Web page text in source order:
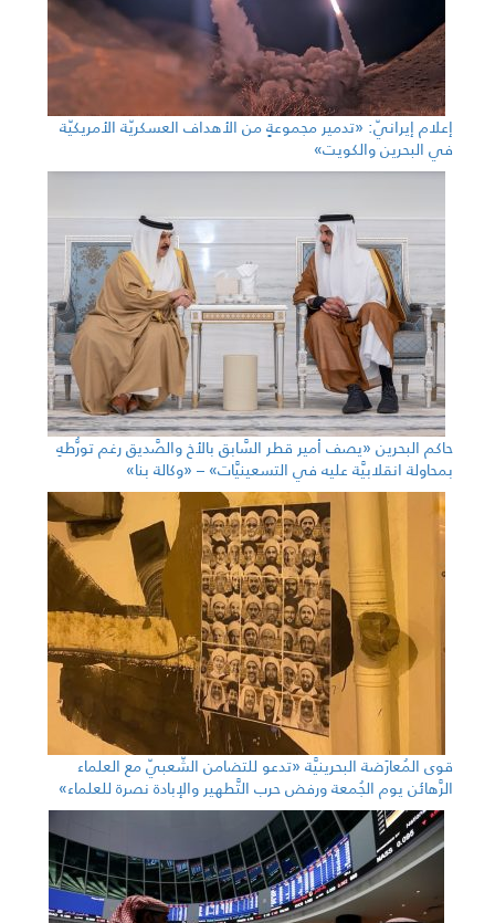
إعلام إيرانيّ: «تدمير مجموعةٍ من الأهداف العسكريّة الأمريكيّة
في البحرين والكويت»
حاكم البحرين «يصف أمير قطر السَّابق بالأخ والصَّديق رغم تورُّطهِ
بمحاولة انقلابيَّة عليه في التسعينيَّات» – «وكالة بنا»
قوى المُعارَضة البحرينيَّة «تدعو للتضامن الشّعبيّ مع العلماء
الرَّهائن يوم الجُمعة ورفض حرب التَّطهير والإبادة نصرة للعلماء»